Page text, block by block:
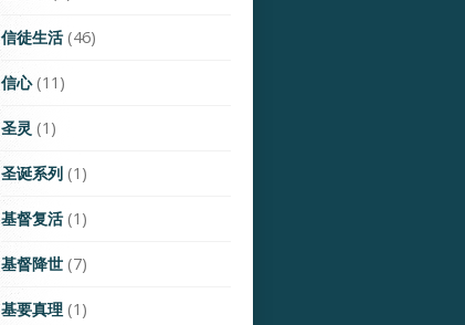
信徒生活(46)
信心(11)
圣灵 (1)
圣诞系列 (1)
基督复活(1)
基督降世 (7)
基要真理 (1)